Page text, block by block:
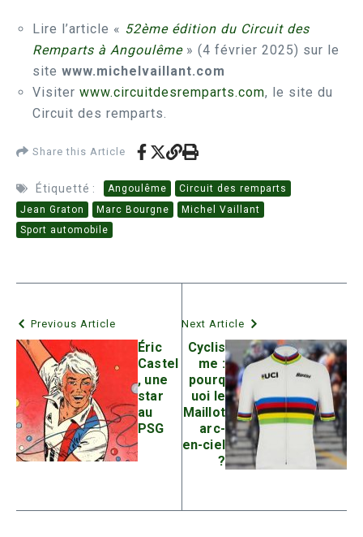
Lire l’article « 52ème édition du Circuit des
Remparts à Angoulême» (4 février 2025) sur le
site www.michelvaillant.com
Visiter www.circuitdesremparts.com, le site du
Circuit des remparts.
Share this Article
Étiquetté : Angoulême
Circuit des remparts
Jean Graton
Marc Bourgne
Michel Vaillant
Sport automobile
Previous Article
Éric
Castel
, une
star
au
PSG
Next Article
Cyclis
me :
pourq
uoi le
Maillot
arc-
en-ciel
?